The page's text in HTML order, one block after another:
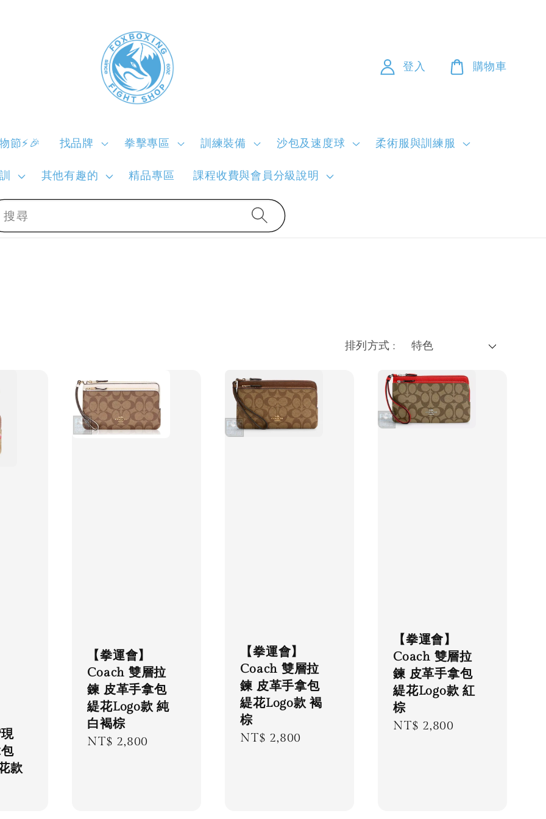
搜尋
節⚡🎉 找品牌 拳擊專區 訓練裝備 沙包及速度球 柔術服與訓練服
其他有趣的 精品專區 課程收費與會員分級說明
登入 購物車
排列方式 :
款
【拳運會】
Coach 雙層拉
鍊 皮革手拿包
緹花Logo款 純
白褐棕
Regular
NT$ 2,800
【拳運會】
Coach 雙層拉
鍊 皮革手拿包
緹花Logo款 褐
棕
Regular
NT$ 2,800
【拳運會】
Coach 雙層拉
鍊 皮革手拿包
緹花Logo款 紅
棕
Regular
NT$ 2,800